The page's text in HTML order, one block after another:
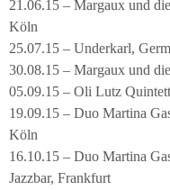
21.06.15 – Margaux und
Köln
25.07.15 – Underkarl,
30.08.15 – Margaux und
05.09.15 – Oli Lutz
19.09.15 – Duo Martina
Köln
16.10.15 – Duo Martina
Jazzbar, Frankfurt